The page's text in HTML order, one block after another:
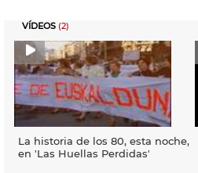
VÍDEOS (2)
La historia de los 80, esta noche,
en 'Las Huellas Perdidas'